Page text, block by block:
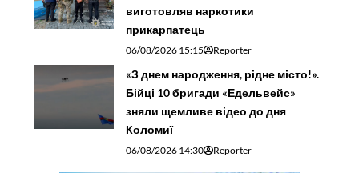
виготовляв наркотики
прикарпатець
06/08/2026 15:15 Reporter
«З днем народження, рідне місто!».
Бійці 10 бригади «Едельвейс»
зняли щемливе відео до дня
Коломиї
06/08/2026 14:30 Reporter